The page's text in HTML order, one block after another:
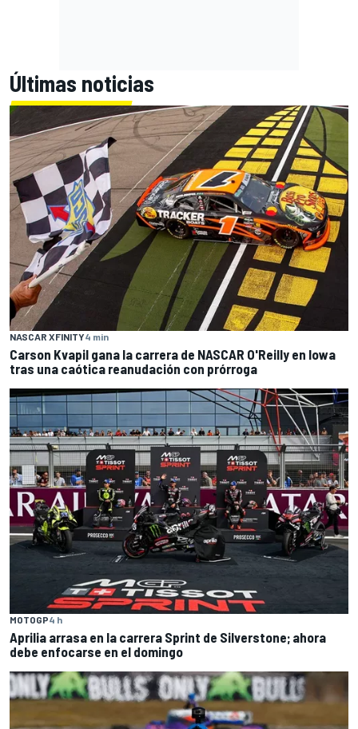
Últimas noticias
NASCAR XFINITY4 min
Carson Kvapil gana la carrera de NASCAR O'Reilly en Iowa
tras una caótica reanudación con prórroga
MOTOGP4 h
Aprilia arrasa en la carrera Sprint de Silverstone; ahora
debe enfocarse en el domingo